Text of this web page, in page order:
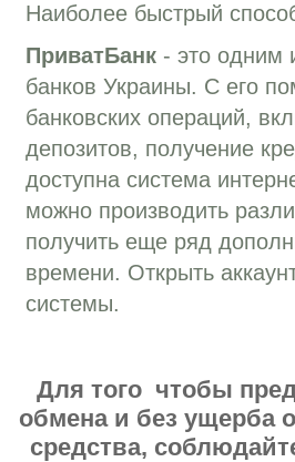
Наиболее быстрый
ПриватБанк - это одним
банков Украины. С его
банковских операций,
депозитов, получение
доступна система
можно производить
получить еще ряд
времени. Открыть
системы.
Для того чтобы
обмена и без ущерба
средства,